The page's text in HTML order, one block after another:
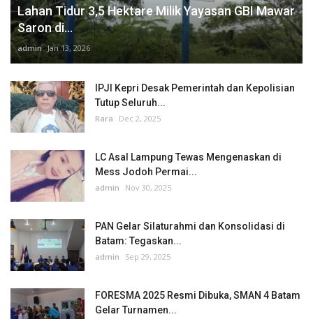
Lahan Tidur 3,5 Hektare Milik Yayasan GBI Mawar
Saron di...
admin Jan 13, 2026
IPJI Kepri Desak Pemerintah dan Kepolisian
Tutup Seluruh...
Rara Dec 2, 2025
LC Asal Lampung Tewas Mengenaskan di
Mess Jodoh Permai...
admin Nov 30, 2025
PAN Gelar Silaturahmi dan Konsolidasi di
Batam: Tegaskan...
admin Sep 29, 2025
FORESMA 2025 Resmi Dibuka, SMAN 4 Batam
Gelar Turnamen...